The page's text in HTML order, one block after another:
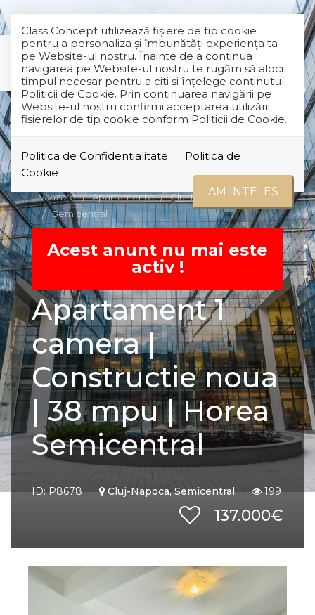
Class Concept utilizează fişiere de tip cookie
pentru a personaliza și îmbunătăți experiența ta
pe Website-ul nostru. Înainte de a continua
navigarea pe Website-ul nostru te rugăm să aloci
timpul necesar pentru a citi și înțelege conținutul
Politicii de Cookie. Prin continuarea navigării pe
Website-ul nostru confirmi acceptarea utilizării
fişierelor de tip cookie conform Politicii de Cookie.
Politica de Confidentialitate
Politica de
Cookie
AM INTELES
Vanzare Apartamente
Cluj-Napoca
Semicentral
Acest anunt nu mai este
activ !
Apartament 1
camera |
Constructie noua
| 38 mpu | Horea
Semicentral
ID: P8678 Cluj-Napoca, Semicentral 199
137.000€